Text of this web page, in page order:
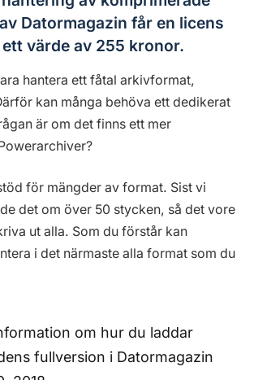
Datormagazin får en licens
värde av 255 kronor.
hantera ett fåtal arkivformat,
kan många behöva ett dedikerat
är om det finns ett mer
för mängder av format. Sist vi
det om över 50 stycken, så det vore
ut alla. Som du förstår kan
i det närmaste alla format som du
om hur du laddar
fullversion i Datormagazin